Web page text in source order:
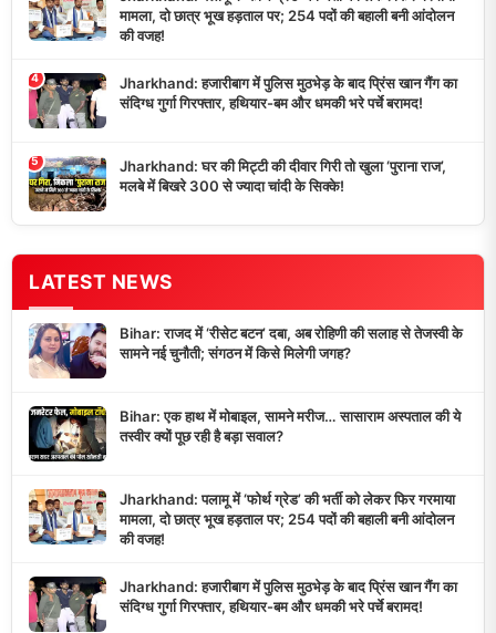
मामला, दो छात्र भूख हड़ताल पर; 254 पदों की बहाली बनी आंदोलन
की वजह!
4
Jharkhand: हजारीबाग में पुलिस मुठभेड़ के बाद प्रिंस खान गैंग का
संदिग्ध गुर्गा गिरफ्तार, हथियार-बम और धमकी भरे पर्चे बरामद!
5
Jharkhand: घर की मिट्टी की दीवार गिरी तो खुला ‘पुराना राज’,
मलबे में बिखरे 300 से ज्यादा चांदी के सिक्के!
LATEST NEWS
Bihar: राजद में ‘रीसेट बटन’ दबा, अब रोहिणी की सलाह से तेजस्वी के
सामने नई चुनौती; संगठन में किसे मिलेगी जगह?
Bihar: एक हाथ में मोबाइल, सामने मरीज… सासाराम अस्पताल की ये
तस्वीर क्यों पूछ रही है बड़ा सवाल?
Jharkhand: पलामू में ‘फोर्थ ग्रेड’ की भर्ती को लेकर फिर गरमाया
मामला, दो छात्र भूख हड़ताल पर; 254 पदों की बहाली बनी आंदोलन
की वजह!
Jharkhand: हजारीबाग में पुलिस मुठभेड़ के बाद प्रिंस खान गैंग का
संदिग्ध गुर्गा गिरफ्तार, हथियार-बम और धमकी भरे पर्चे बरामद!